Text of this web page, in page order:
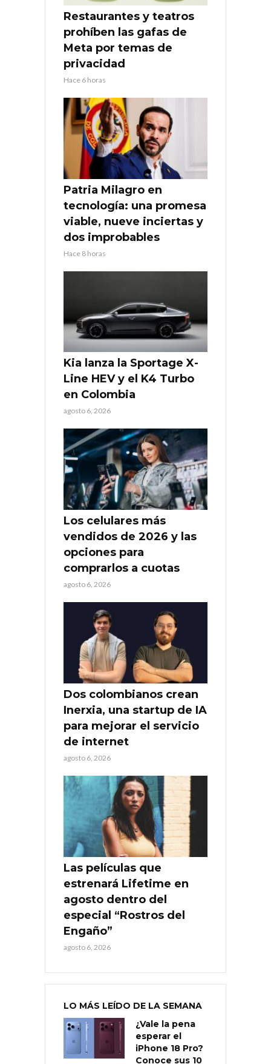
Restaurantes y teatros
prohíben las gafas de
Meta por temas de
privacidad
Hace 6 horas
Patria Milagro en
tecnología: una promesa
viable, nueve inciertas y
dos improbables
Hace 8 horas
Kia lanza la Sportage X-
Line HEV y el K4 Turbo
en Colombia
agosto 6, 2026
Los celulares más
vendidos de 2026 y las
opciones para
comprarlos a cuotas
agosto 6, 2026
Dos colombianos crean
Inerxia, una startup de IA
para mejorar el servicio
de internet
agosto 6, 2026
Las películas que
estrenará Lifetime en
agosto dentro del
especial “Rostros del
Engaño”
agosto 6, 2026
LO MÁS LEÍDO DE LA SEMANA
¿Vale la pena
esperar el
iPhone 18 Pro?
Conoce sus 10